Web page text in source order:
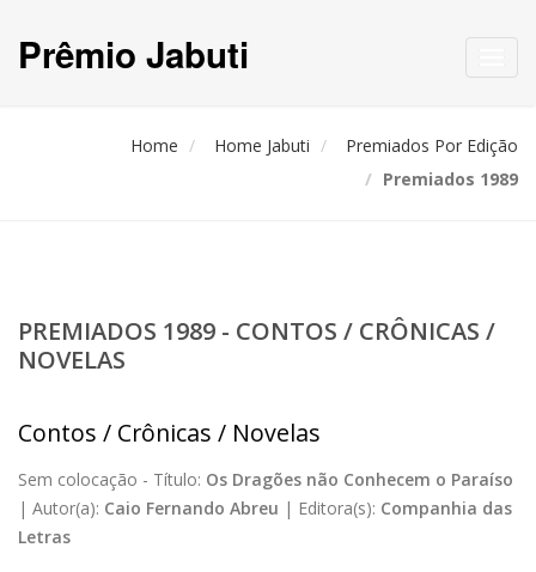
Prêmio Jabuti
Home Home Jabuti
Premiados Por Edição
Premiados 1989
PREMIADOS 1989 - CONTOS / CRÔNICAS /
NOVELAS
Contos / Crônicas / Novelas
Sem colocação - Título: Os Dragões não Conhecem o Paraíso
| Autor(a): Caio Fernando Abreu | Editora(s): Companhia das
Letras